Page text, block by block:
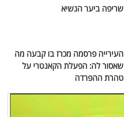
שריפה ביער הנשיא
העירייה פרסמה מכרז בו קבעה מה
שאסור לה: הפעלת הקאנטרי על
טהרת ההפרדה